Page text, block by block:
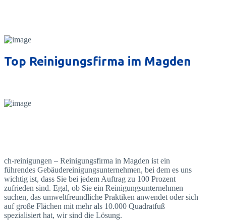
Top Reinigungsfirma im Magden
ch-reinigungen – Reinigungsfirma in Magden ist ein
führendes Gebäudereinigungsunternehmen, bei dem es uns
wichtig ist, dass Sie bei jedem Auftrag zu 100 Prozent
zufrieden sind. Egal, ob Sie ein Reinigungsunternehmen
suchen, das umweltfreundliche Praktiken anwendet oder sich
auf große Flächen mit mehr als 10.000 Quadratfuß
spezialisiert hat, wir sind die Lösung.